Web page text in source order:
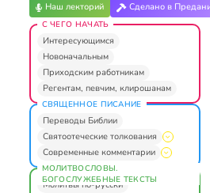
Наш лекторий Сделано в
С ЧЕГО НАЧАТЬ
Интересующимся
Новоначальным
Приходским работникам
Регентам, певчим, клирошанам
СВЯЩЕННОЕ ПИСАНИЕ
Переводы Библии
Святоотеческие толкования
Современные комментарии
МОЛИТВОСЛОВЫ.
БОГОСЛУЖЕБНЫЕ ТЕКСТЫ
Молитвы по-русски